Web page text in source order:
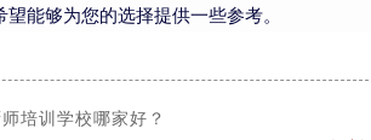
能够为您的选择提供一些参考。
培训学校哪家好？